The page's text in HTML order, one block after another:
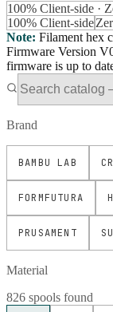
100% Client-side ·
100% Client-side
Note: Filament hex
Firmware Version
firmware is up to
Brand
BAMBU LAB
FORMFUTURA
PRUSAMENT
Material
826 spools found